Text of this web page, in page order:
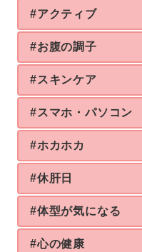
#アクティブ
#お腹の調子
#スキンケア
#スマホ・パソコン
#ホカホカ
#休肝日
#体型が気になる
#心の健康